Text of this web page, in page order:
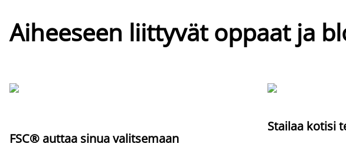
Aiheeseen liittyvät oppaat ja
FSC® auttaa sinua valitsemaan
Stailaa kotisi